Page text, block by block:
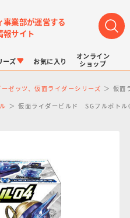
事業部が運営する
報サイト
ーズ お気に入り
オンライン
ショップ
ゼッツ、仮面ライダーシリーズ 仮面
仮面ライダービルド SGフルボト